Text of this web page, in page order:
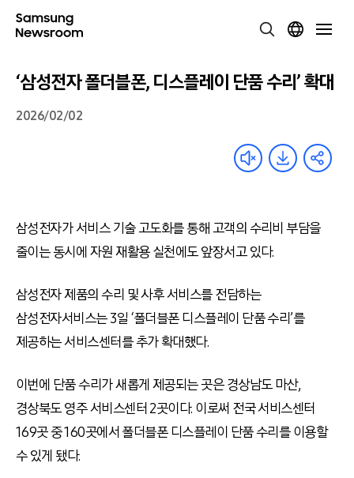
‘삼성전자 폴더블폰, 디스플레이 단품 수리’ 확대
2026/02/02
삼성전자가 서비스 기술 고도화를 통해 고객의 수리비 부담을
줄이는 동시에 자원 재활용 실천에도 앞장서고 있다.
삼성전자 제품의 수리 및 사후 서비스를 전담하는
삼성전자서비스는 3일 ‘폴더블폰 디스플레이 단품 수리’를
제공하는 서비스센터를 추가 확대했다.
이번에 단품 수리가 새롭게 제공되는 곳은 경상남도 마산,
경상북도 영주 서비스센터 2곳이다. 이로써 전국 서비스센터
169곳 중 160곳에서 폴더블폰 디스플레이 단품 수리를 이용할
수 있게 됐다.